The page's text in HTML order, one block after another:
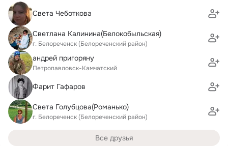
Света Чеботкова
Светлана Калинина(Белокобыльская)
г. Белореченск (Белореченский район)
андрей пригоряну
Петропавловск-Камчатский
Фарит Гафаров
Света Голубцова(Романько)
г. Белореченск (Белореченский район)
Все друзья